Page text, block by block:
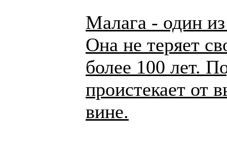
Малага - один
Она не теряет
более 100 лет.
проистекает от
вине.